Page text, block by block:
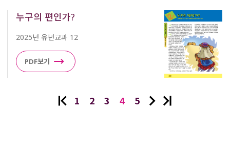
누구의 편인가?
2025년 유년교과 12
PDF보기
1 2 3 4 5